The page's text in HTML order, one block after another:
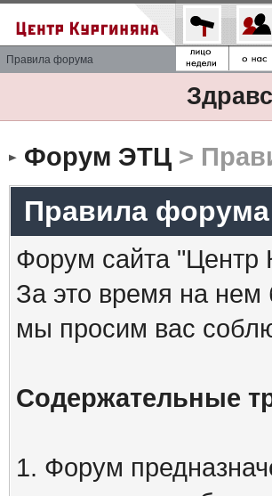
Правила форума
Форум ЭТЦ>
Правила форума
Форум сайта "Центр
За это время на
мы просим вас
Содержательные
1. Форум